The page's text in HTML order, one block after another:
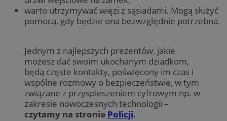
warto utrzymywać więzi z sąsiadami. Mogą służyć
pomocą, gdy będzie ona bezwzględnie potrzebna.
Jednym z najlepszych prezentów, jakie
możesz dać swoim ukochanym dziadkom,
będą częste kontakty, poświęcony im czas i
wspólne rozmowy o bezpieczeństwie, w tym
związane z przyspieszeniem cyfrowym np. w
zakresie nowoczesnych technologii –
czytamy na stronie Policji.